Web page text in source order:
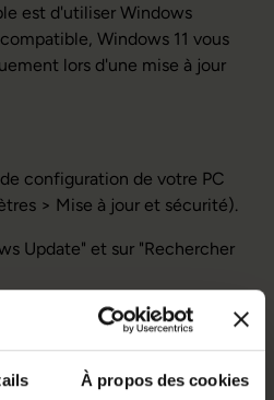
À propos des cookies
est d'utiliser Windows
Windows 11 vous
lors d'une mise à jour
configuration de votre PC
> Mise à jour et sécurité).
Update" et sur "Rechercher
vous verrez une option pour